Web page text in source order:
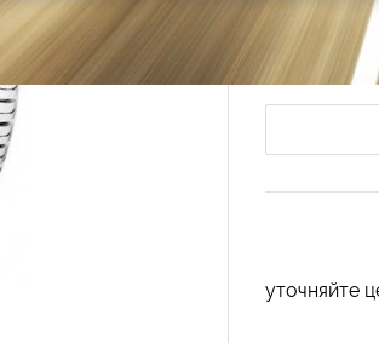
Летние шины
Код продукта:
уточняйте